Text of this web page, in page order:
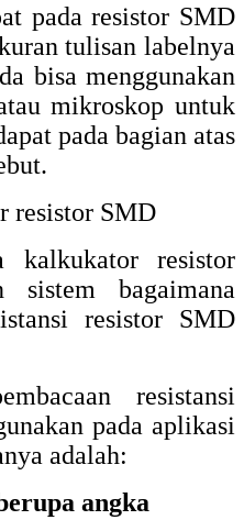
pada resistor SMD
tulisan labelnya
bisa menggunakan
mikroskop untuk
pada bagian atas
resistor SMD
kalkukator resistor
sistem bagaimana
resistor SMD
resistansi
pada aplikasi
adalah:
angka